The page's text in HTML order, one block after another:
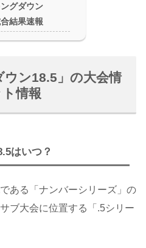
ングダウン
結果速報
ウン18.5」の大会情
情報
はいつ？
ある「ナンバーシリーズ」の
ブ大会に位置する「.5シリー